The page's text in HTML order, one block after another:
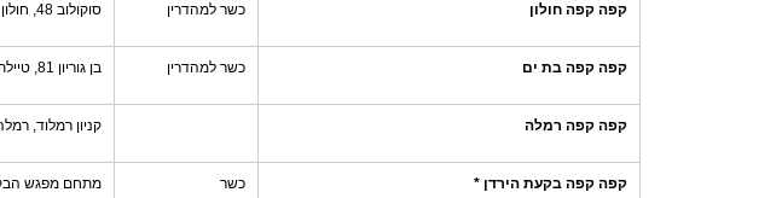
קפה קפה חולון כשר למהדרין סוקולוב 48, חולון
קפה קפה בת ים כשר למהדרין בן גוריון 81, טיילת בת ים
קפה קפה רמלה קניון רמלוד,
קפה קפה בקעת הירדן * כשר מתחם מפגש